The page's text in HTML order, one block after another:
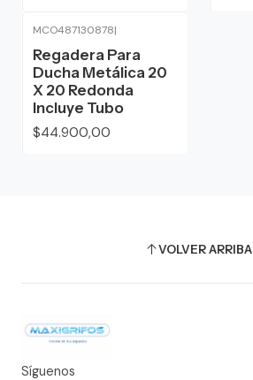
MCO487130878|
Regadera Para
Ducha Metálica 20
X 20 Redonda
Incluye Tubo
$44.900,00
VOLVER ARRIBA
Síguenos